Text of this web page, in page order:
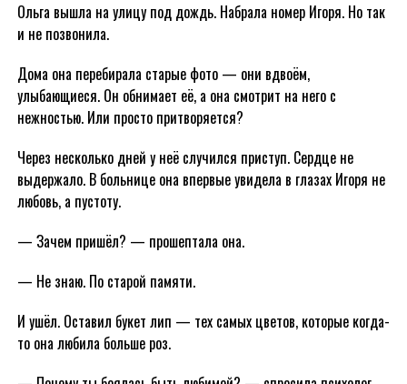
Ольга вышла на улицу под дождь. Набрала номер Игоря. Но так
и не позвонила.
Дома она перебирала старые фото — они вдвоём,
улыбающиеся. Он обнимает её, а она смотрит на него с
нежностью. Или просто притворяется?
Через несколько дней у неё случился приступ. Сердце не
выдержало. В больнице она впервые увидела в глазах Игоря не
любовь, а пустоту.
— Зачем пришёл? — прошептала она.
— Не знаю. По старой памяти.
И ушёл. Оставил букет лип — тех самых цветов, которые когда-
то она любила больше роз.